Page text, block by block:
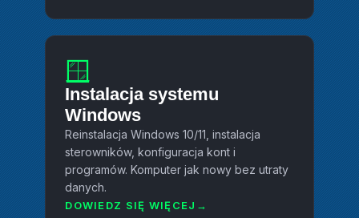
🪟
Instalacja systemu
Windows
Reinstalacja Windows 10/11, instalacja
sterowników, konfiguracja kont i
programów. Komputer jak nowy bez utraty
danych.
DOWIEDZ SIĘ WIĘCEJ